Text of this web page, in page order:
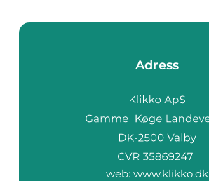
Adress
web: www.klikko.dk